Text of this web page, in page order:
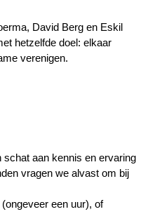
David Berg en Eskil
hetzelfde doel: elkaar
verenigen.
schat aan kennis en ervaring
vragen we alvast om bij
een uur), of